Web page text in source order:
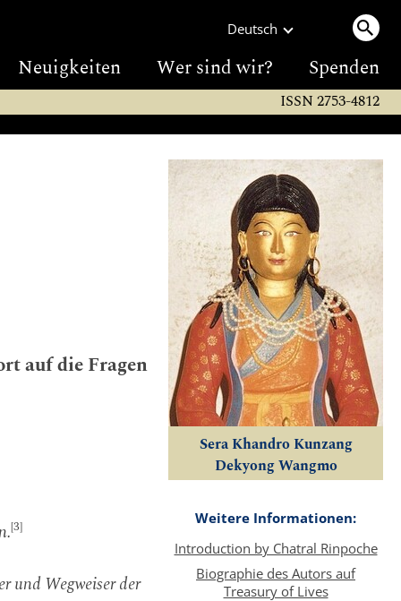
Deutsch
Neuigkeiten Wer sind wir? Spenden
ISSN 2753-4812
auf die Fragen
[3]
und Wegweiser der
Sera Khandro Kunzang
Dekyong Wangmo
Weitere Informationen:
Introduction by Chatral Rinpoche
Biographie des Autors auf
Treasury of Lives